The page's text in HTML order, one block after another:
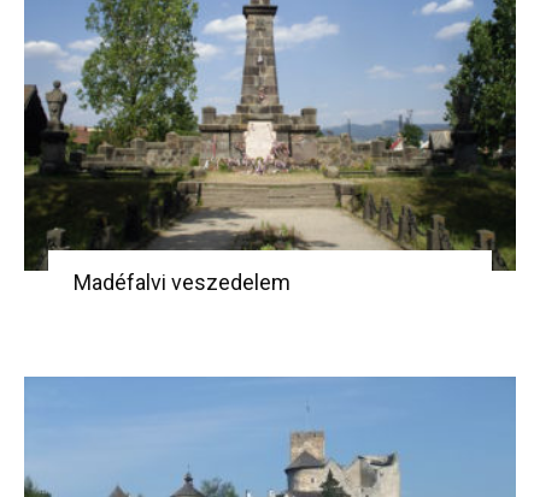
Madéfalvi veszedelem